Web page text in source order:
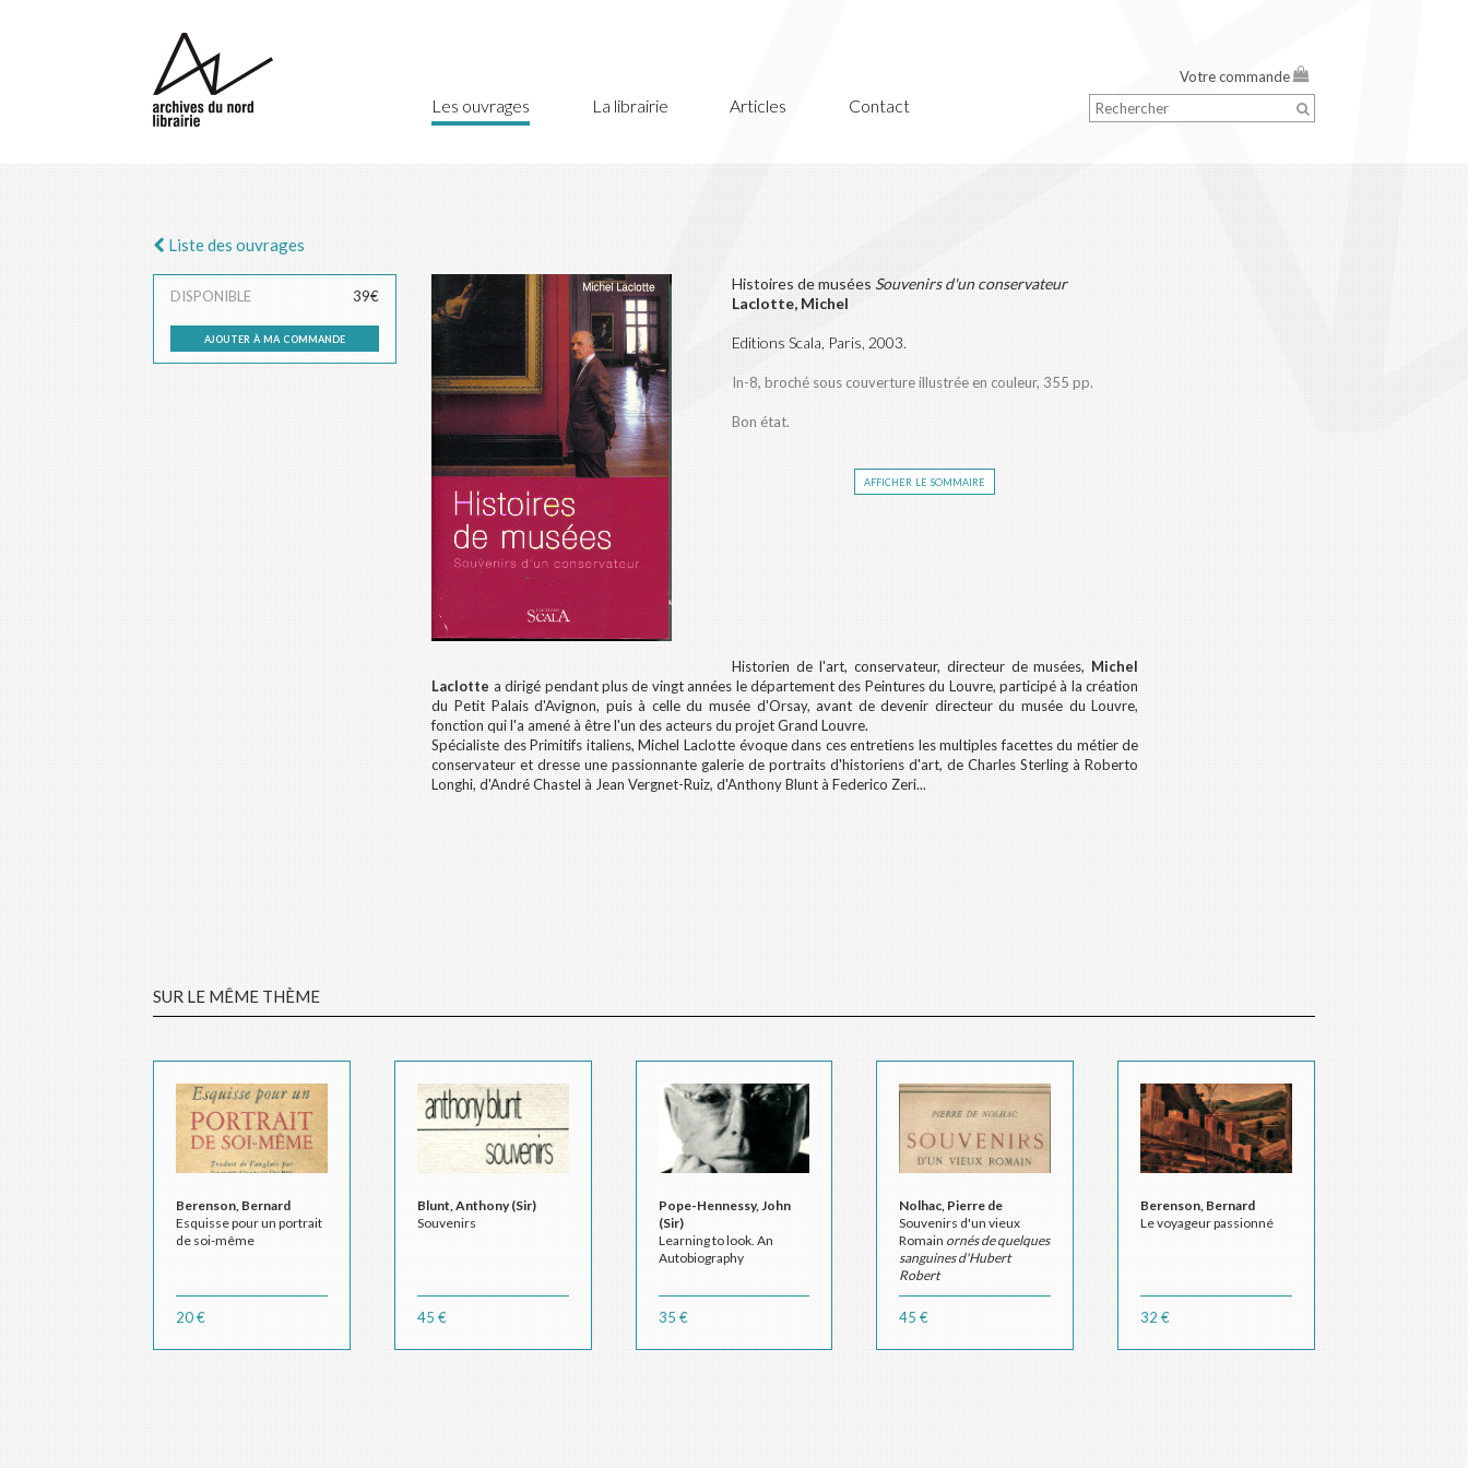
Les ouvrages La librairie Articles Contact
Votre commande
Liste des ouvrages
DISPONIBLE 39€
ajouter à ma commande
Histoires de musées Souvenirs d'un conservateur
Laclotte, Michel
Editions Scala, Paris, 2003.
In-8, broché sous couverture illustrée en couleur, 355 pp.
Bon état.
afficher le sommaire
Historien de l'art, conservateur, directeur de musées, Michel
Laclotte a dirigé pendant plus de vingt années le département des Peintures du Louvre, participé à la création
du Petit Palais d'Avignon, puis à celle du musée d'Orsay, avant de devenir directeur du musée du Louvre,
fonction qui l'a amené à être l'un des acteurs du projet Grand Louvre.
Spécialiste des Primitifs italiens, Michel Laclotte évoque dans ces entretiens les multiples facettes du métier de
conservateur et dresse une passionnante galerie de portraits d'historiens d'art, de Charles Sterling à Roberto
Longhi, d'André Chastel à Jean Vergnet-Ruiz, d'Anthony Blunt à Federico Zeri...
SUR LE MÊME THÈME
Berenson, Bernard
Esquisse pour un portrait
de soi-même
20 €
Blunt, Anthony (Sir)
Souvenirs
45 €
Pope-Hennessy, John
(Sir)
Learning to look. An
Autobiography
35 €
Nolhac, Pierre de
Souvenirs d'un vieux
Romain ornés de quelques
sanguines d'Hubert
Robert
45 €
Berenson, Bernard
Le voyageur passionné
32 €